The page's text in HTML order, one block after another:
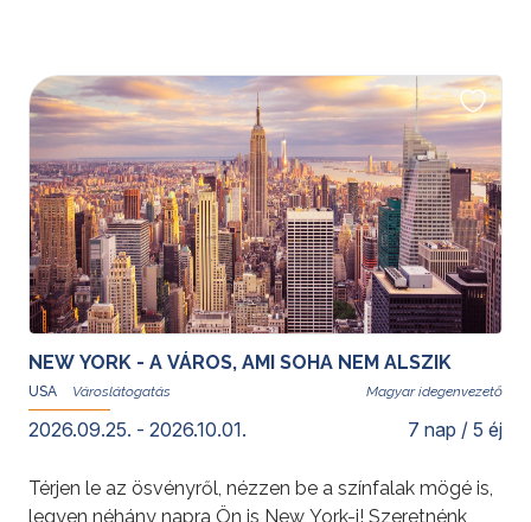
NEW YORK - A VÁROS, AMI SOHA NEM ALSZIK
USA Magyar idegenvezető
2026.09.25. - 2026.10.01. 7 nap / 5 éj
Térjen le az ösvényről, nézzen be a színfalak mögé is,
legyen néhány napra Ön is New York-i! Szeretnénk